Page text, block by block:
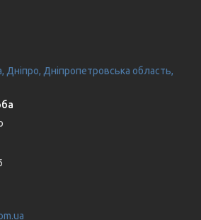
Дніпро, Дніпропетровська область,